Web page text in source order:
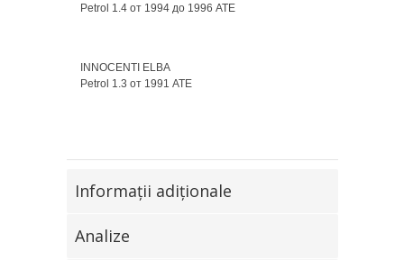
Petrol 1.4 от 1994 до 1996 ATE
INNOCENTI ELBA
Petrol 1.3 от 1991 ATE
Informaţii adiţionale
Analize